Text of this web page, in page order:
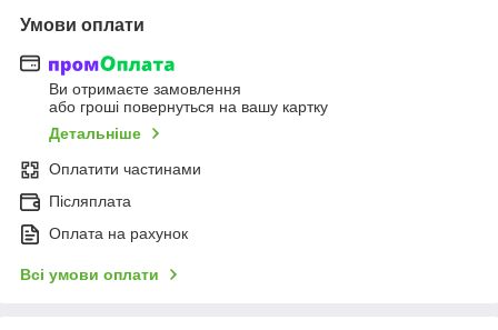
Умови оплати
Ви отримаєте замовлення
або гроші повернуться на вашу картку
Детальніше
Оплатити частинами
Післяплата
Оплата на рахунок
Всі умови оплати